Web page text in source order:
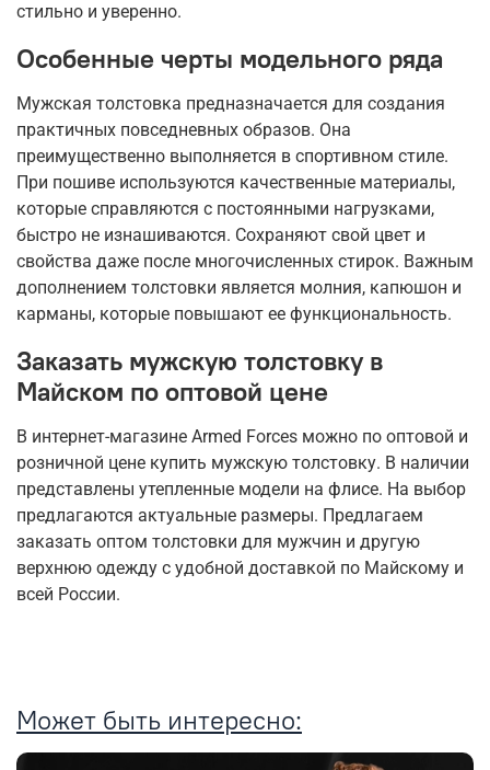
стильно и уверенно.
Особенные черты модельного ряда
Мужская толстовка предназначается для создания
практичных повседневных образов. Она
преимущественно выполняется в спортивном стиле.
При пошиве используются качественные материалы,
которые справляются с постоянными нагрузками,
быстро не изнашиваются. Сохраняют свой цвет и
свойства даже после многочисленных стирок. Важным
дополнением толстовки является молния, капюшон и
карманы, которые повышают ее функциональность.
Заказать мужскую толстовку в
Майском по оптовой цене
В интернет-магазине Armed Forces можно по оптовой и
розничной цене купить мужскую толстовку. В наличии
представлены утепленные модели на флисе. На выбор
предлагаются актуальные размеры. Предлагаем
заказать оптом толстовки для мужчин и другую
верхнюю одежду с удобной доставкой по Майскому и
всей России.
Может быть интересно: